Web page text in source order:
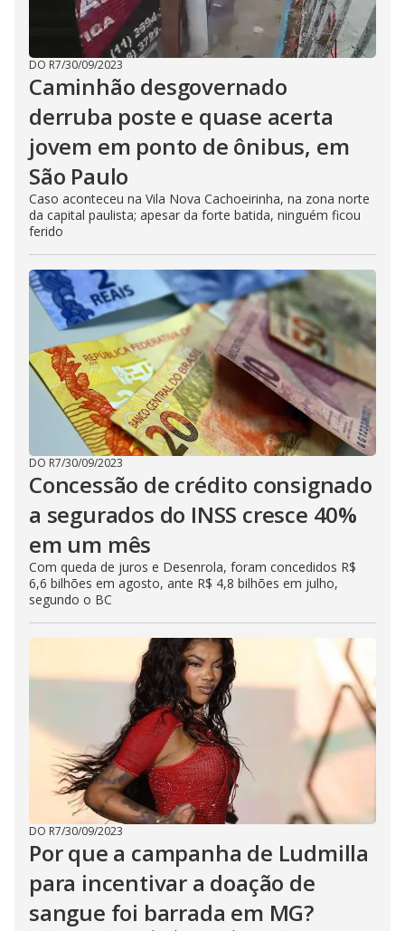
DO R7/30/09/2023
Caminhão desgovernado
derruba poste e quase acerta
jovem em ponto de ônibus, em
São Paulo
Caso aconteceu na Vila Nova Cachoeirinha, na zona norte
da capital paulista; apesar da forte batida, ninguém ficou
ferido
DO R7/30/09/2023
Concessão de crédito consignado
a segurados do INSS cresce 40%
em um mês
Com queda de juros e Desenrola, foram concedidos R$
6,6 bilhões em agosto, ante R$ 4,8 bilhões em julho,
segundo o BC
DO R7/30/09/2023
Por que a campanha de Ludmilla
para incentivar a doação de
sangue foi barrada em MG?